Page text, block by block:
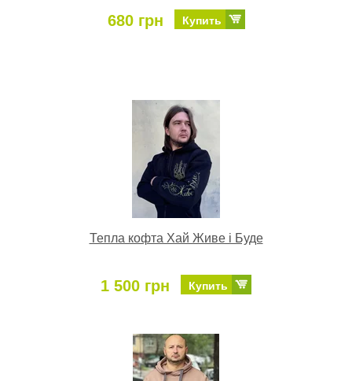
680 грн Купить
Тепла кофта Хай Живе і Буде
1 500 грн Купить